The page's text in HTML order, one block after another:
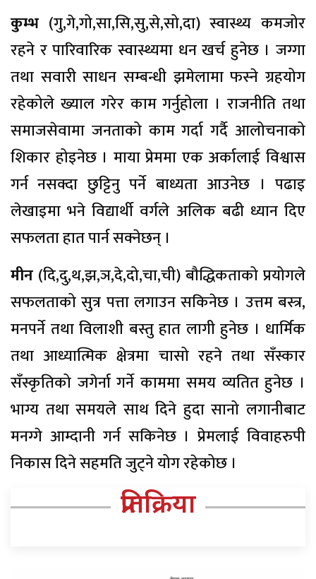
कुम्भ (गु,गे,गो,सा,सि,सु,से,सो,दा) स्वास्थ्य कमजोर
रहने र पारिवारिक स्वास्थ्यमा धन खर्च हुनेछ । जग्गा
तथा सवारी साधन सम्बन्धी झमेलामा फस्ने ग्रहयोग
रहेकोले ख्याल गरेर काम गर्नुहोला । राजनीति तथा
समाजसेवामा जनताको काम गर्दा गर्दै आलोचनाको
शिकार होइनेछ । माया प्रेममा एक अर्कालाई विश्वास
गर्न नसक्दा छुट्टिनु पर्ने बाध्यता आउनेछ । पढाइ
लेखाइमा भने विद्यार्थी वर्गले अलिक बढी ध्यान दिए
सफलता हात पार्न सक्नेछन् ।
मीन (दि,दु,थ,झ,ञ,दे,दो,चा,ची) बौद्धिकताको प्रयोगले
सफलताको सुत्र पत्ता लगाउन सकिनेछ । उत्तम बस्त्र,
मनपर्ने तथा विलाशी बस्तु हात लागी हुनेछ । धार्मिक
तथा आध्यात्मिक क्षेत्रमा चासो रहने तथा सँस्कार
सँस्कृतिको जगेर्ना गर्ने काममा समय व्यतित हुनेछ ।
भाग्य तथा समयले साथ दिने हुदा सानो लगानीबाट
मनग्गे आम्दानी गर्न सकिनेछ । प्रेमलाई विवाहरुपी
निकास दिने सहमति जुट्ने योग रहेकोछ ।
प्रतिक्रिया